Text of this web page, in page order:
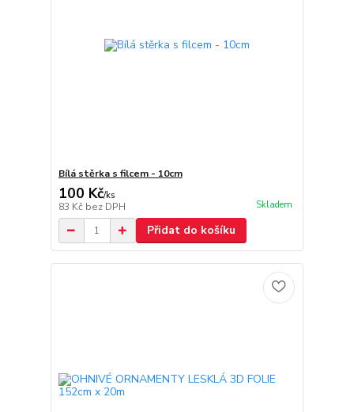
Bílá stěrka s filcem - 10cm
100 Kč/ks
83 Kč bez DPH Skladem
Přidat do košíku